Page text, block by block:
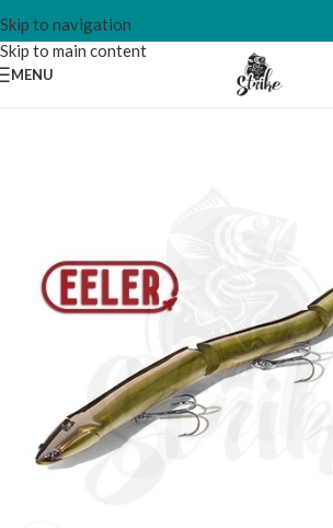
Skip to navigation
Skip to main content
MENU